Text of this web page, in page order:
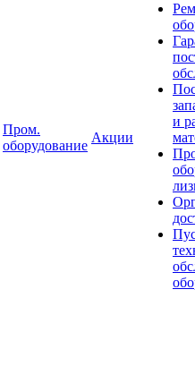
Пром.
оборудование
Акции
и